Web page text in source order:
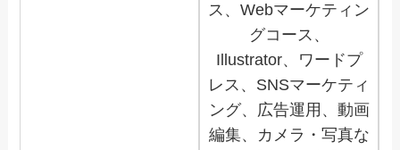
ス、Webマーケティン
グコース、
Illustrator、ワードプ
レス、SNSマーケティ
ング、広告運用、動画
編集、カメラ・写真な